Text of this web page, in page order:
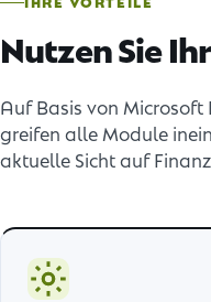
Nutzen Sie
Auf Basis von Microsoft
greifen alle Module
aktuelle Sicht auf